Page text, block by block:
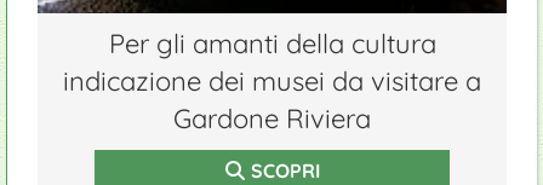
Per gli amanti della cultura
indicazione dei musei da visitare a
Gardone Riviera
SCOPRI